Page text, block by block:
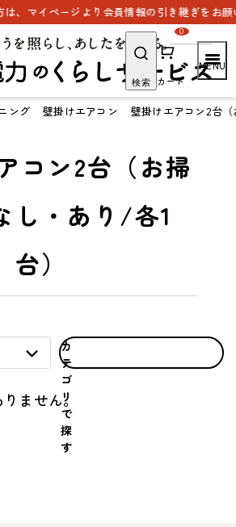
マイページより会員情報の引き継ぎをお願い
検索 カート
0
ング 壁掛けエアコン 壁掛けエアコン2台
コン2台（お掃
し・あり/各1
台）
カ
テ
ゴ
リ
で
探
す
ません。